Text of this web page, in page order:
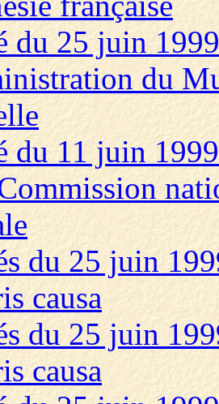
du 25 juin
du
du 11 juin
du 25 juin
causa
du 25 juin
causa